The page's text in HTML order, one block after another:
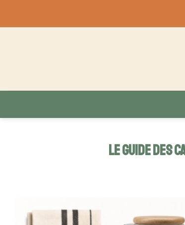
Le guide des